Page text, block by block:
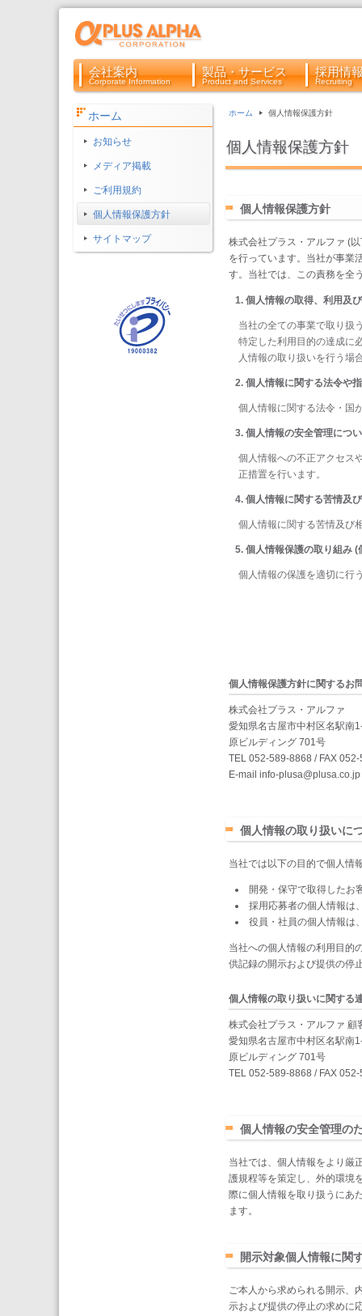
会社案内
Corporate Information
製品・サービス
Product and Services
採用情
Recruiting
ホーム
お知らせ
メディア掲載
ご利用規約
個人情報保護方針
サイトマップ
ホーム 個人情報保護方針
個人情報保護方針
個人情報保護方針
株式会社プラス・アルファ (
を行っています。当社が事業
す。当社では、この責務を全
個人情報の取得、利用及
当社の全ての事業で取り扱
特定した利用目的の達成に
人情報の取り扱いを行う場
個人情報に関する法令や
個人情報に関する法令・国
個人情報の安全管理につ
個人情報への不正アクセス
正措置を行います。
個人情報に関する苦情及
個人情報に関する苦情及び
個人情報保護の取り組み
個人情報の保護を適切に行
個人情報保護方針に関するお
株式会社プラス・アルファ
愛知県名古屋市中村区名駅南
原ビルディング 701号
TEL 052-589-8868 / FAX
E-mail info-plusa@plusa.co.jp
個人情報の取り扱いに
当社では以下の目的で個人情
開発・保守で取得したお
採用応募者の個人情報は
役員・社員の個人情報は
当社への個人情報の利用目的
供記録の開示および提供の停
個人情報の取り扱いに関する
株式会社プラス・アルファ 顧
愛知県名古屋市中村区名駅南
原ビルディング 701号
TEL 052-589-8868 / FAX
個人情報の安全管理の
当社では、個人情報をより厳
護規程等を策定し、外的環境
際に個人情報を取り扱うにあ
ます。
開示対象個人情報に関
ご本人から求められる開示、
示および提供の停止の求めに